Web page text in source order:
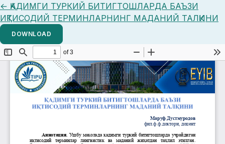
← Return to Article Details
ҚАДИМГИ ТУРКИЙ БИТИГТОШЛАРДА БАЪЗИ
ИҚТИСОДИЙ ТЕРМИНЛАРНИНГ МАДАНИЙ ТАЛҚИНИ
DOWNLOAD